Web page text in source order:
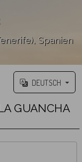
Spanien
DEUTSCH
GUANCHA